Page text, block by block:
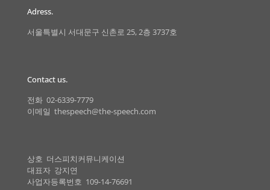
Adress.
서울특별시 서대문구 신촌로 25, 2층 3737호
Contact us.
전화 02-6339-7779
이메일 thespeech@the-speech.com
상호 더스피치커뮤니케이션
대표자 강지연
사업자등록번호 109-14-76691